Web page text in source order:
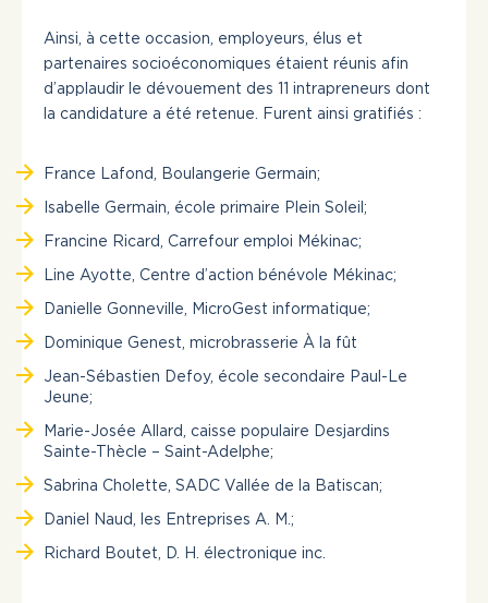
Ainsi, à cette occasion, employeurs, élus et
partenaires socioéconomiques étaient réunis afin
d’applaudir le dévouement des 11 intrapreneurs dont
la candidature a été retenue. Furent ainsi gratifiés :
France Lafond, Boulangerie Germain;
Isabelle Germain, école primaire Plein Soleil;
Francine Ricard, Carrefour emploi Mékinac;
Line Ayotte, Centre d’action bénévole Mékinac;
Danielle Gonneville, MicroGest informatique;
Dominique Genest, microbrasserie À la fût
Jean-Sébastien Defoy, école secondaire Paul-Le
Jeune;
Marie-Josée Allard, caisse populaire Desjardins
Sainte-Thècle – Saint-Adelphe;
Sabrina Cholette, SADC Vallée de la Batiscan;
Daniel Naud, les Entreprises A. M.;
Richard Boutet, D. H. électronique inc.